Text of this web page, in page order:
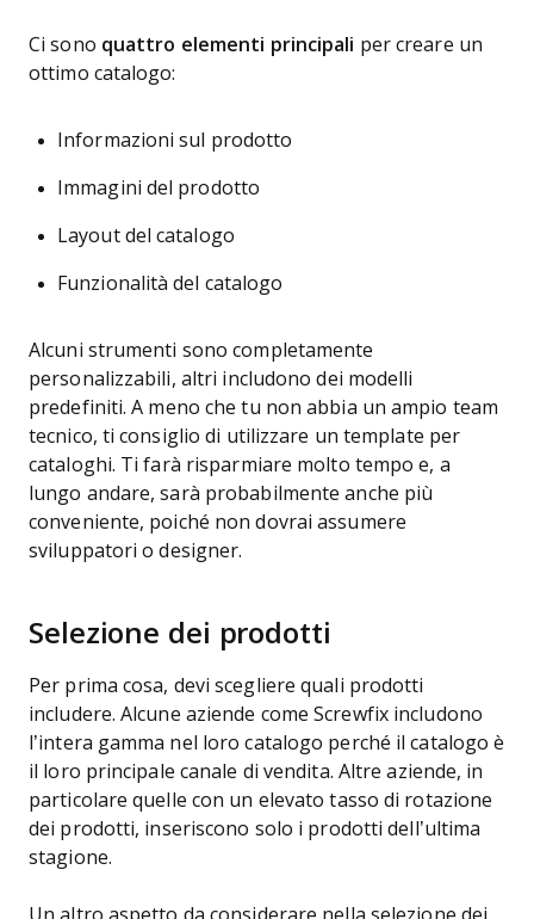
Ci sono quattro elementi principali per creare un
ottimo catalogo:
Informazioni sul prodotto
Immagini del prodotto
Layout del catalogo
Funzionalità del catalogo
Alcuni strumenti sono completamente
personalizzabili, altri includono dei modelli
predefiniti. A meno che tu non abbia un ampio team
tecnico, ti consiglio di utilizzare un template per
cataloghi. Ti farà risparmiare molto tempo e, a
lungo andare, sarà probabilmente anche più
conveniente, poiché non dovrai assumere
sviluppatori o designer.
Selezione dei prodotti
Per prima cosa, devi scegliere quali prodotti
includere. Alcune aziende come Screwfix includono
l’intera gamma nel loro catalogo perché il catalogo è
il loro principale canale di vendita. Altre aziende, in
particolare quelle con un elevato tasso di rotazione
dei prodotti, inseriscono solo i prodotti dell’ultima
stagione.